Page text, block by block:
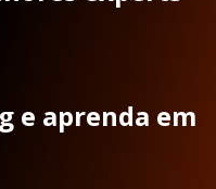
e aprenda em